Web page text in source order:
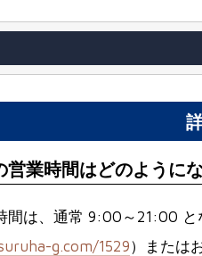
業時間はどのように
間は、通常 9:00～21:00
g.com/1529）または